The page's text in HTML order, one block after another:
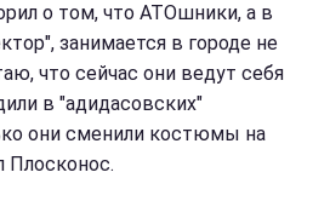
о том, что АТОшники, а в
занимается в городе не
что сейчас они ведут себя
в "адидасовских"
они сменили костюмы на
Плосконос.